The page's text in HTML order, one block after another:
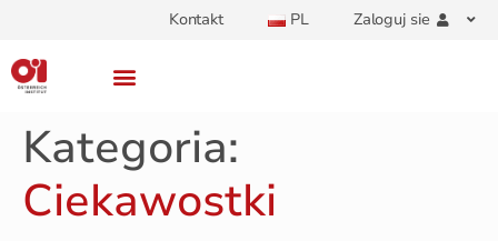
Kontakt PL Zaloguj sie
Kategoria:
Ciekawostki